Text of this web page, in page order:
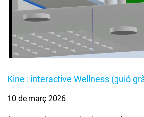
Kine : interactive Wellness (guió
10 de març 2026